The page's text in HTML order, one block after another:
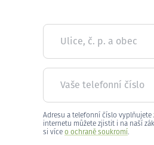
Ulice, č. p. a obec
Vaše telefonní číslo
Adresu a telefonní číslo
internetu můžete zjistit i na naší
si více o ochraně soukromí.